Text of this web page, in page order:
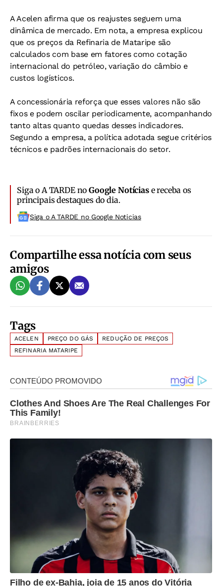
A Acelen afirma que os reajustes seguem uma
dinâmica de mercado. Em nota, a empresa explicou
que os preços da Refinaria de Mataripe são
calculados com base em fatores como cotação
internacional do petróleo, variação do câmbio e
custos logísticos.
A concessionária reforça que esses valores não são
fixos e podem oscilar periodicamente, acompanhando
tanto altas quanto quedas desses indicadores.
Segundo a empresa, a política adotada segue critérios
técnicos e padrões internacionais do setor.
Siga o A TARDE noGoogle Notíciase receba os
principais destaques do dia.
Siga o A TARDE no Google Noticias
Compartilhe essa notícia com seus
amigos
Tags
ACELEN PREÇO DO GÁS
REDUÇÃO DE PREÇOS
REFINARIA MATARIPE